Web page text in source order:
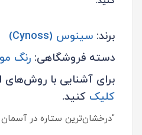
برند: سینوس (Cynoss)
دسته فروشگاهی: رنگ
برای آشنایی با روش‌های
کلیک کنید.
"درخشان‌ترین ستاره در